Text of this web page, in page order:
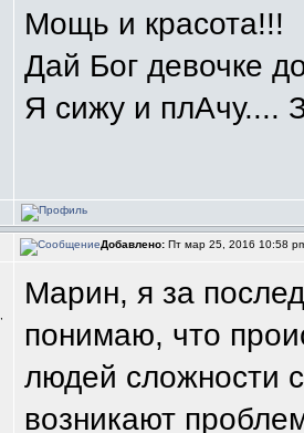
Мощь и красота!!!
Дай Бог девочке
Я сижу и плАчу....
Добавлено: Пт мар 25, 2016 10:58
Марин, я за
понимаю, что
людей сложности
возникают